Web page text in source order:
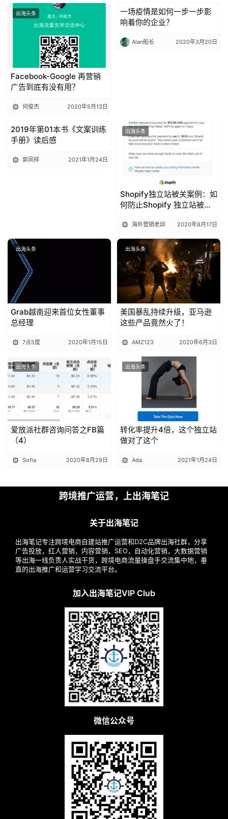
出海头条
Facebook-Google 再营销
广告到底有没有用？
何俊杰 2020年5月13日
出海头条
一场疫情是如何一步一步影
响着你的企业？
Alan船长 2020年3月20日
出海头条
2019年第01本书《文案训练
手册》读后感
郭凤祥 2021年1月24日
出海头条
Shopify独立站被关案例：如
何防止Shopify 独立站被关
海外营销老邱 2020年8月17日
出海头条
Grab越南迎来首位女性董事
总经理
7点5度 2020年1月15日
出海头条
美国暴乱持续升级，亚马逊
这些产品竟然火了！
AMZ123 2020年6月3日
出海头条
爱放派社群咨询问答之FB篇
（4）
Sofia 2020年8月29日
出海头条
转化率提升4倍，这个独立站
做对了这个
Ada 2021年1月24日
跨境推广运营，上出海笔记
关于出海笔记
出海笔记专注跨境电商自建站推广运营和D2C品牌出海社群，分享
广告投放，红人营销，内容营销，SEO，自动化营销，大数据营销
等出海一线负责人实战干货，跨境电商流量操盘手交流集中地，垂
直的出海推广和运营学习交流平台。
加入出海笔记VIP Club
微信公众号